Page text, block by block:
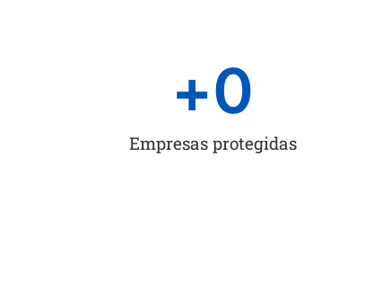
Empresas protegidas
+0